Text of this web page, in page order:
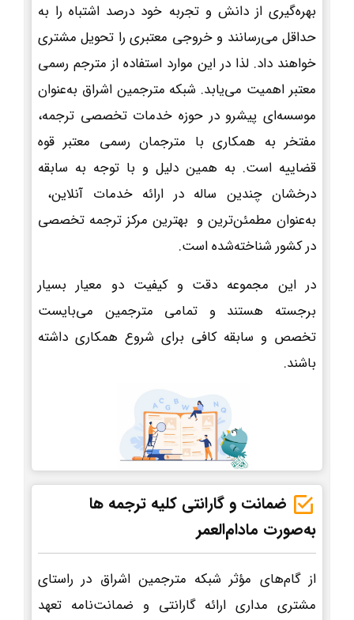
بهره‌گیری از دانش و تجربه خود درصد اشتباه را به
حداقل می‌رسانند و خروجی معتبری را تحویل مشتری
خواهند داد. لذا در این موارد استفاده از مترجم رسمی
معتبر اهمیت می‌یابد. شبکه مترجمین اشراق به‌عنوان
موسسه‌ای پیشرو در حوزه خدمات تخصصی ترجمه،
مفتخر به همکاری با مترجمان رسمی معتبر قوه
قضاییه است. به همین دلیل و با توجه به سابقه
درخشان چندین ساله در ارائه خدمات آنلاین،
به‌عنوان مطمئن‌ترین و بهترین مرکز ترجمه تخصصی
در کشور شناخته‌شده است.
در این مجموعه دقت و کیفیت دو معیار بسیار
برجسته هستند و تمامی مترجمین می‌بایست
تخصص و سابقه کافی برای شروع همکاری داشته
باشند.
ضمانت و گارانتی کلیه ترجمه ها
به‌صورت مادام‌العمر
از گام‌های مؤثر شبکه مترجمین اشراق در راستای
مشتری مداری ارائه گارانتی و ضمانت‌نامه تعهد